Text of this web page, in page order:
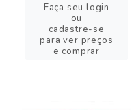
Faça seu login
ou
cadastre-se
para ver preços
e comprar